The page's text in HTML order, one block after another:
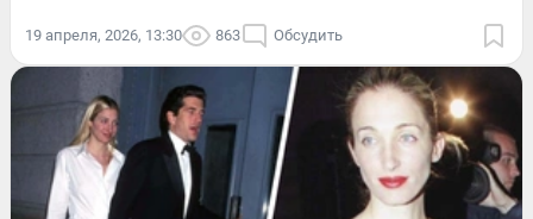
19 апреля, 2026, 13:30 863 Обсудить